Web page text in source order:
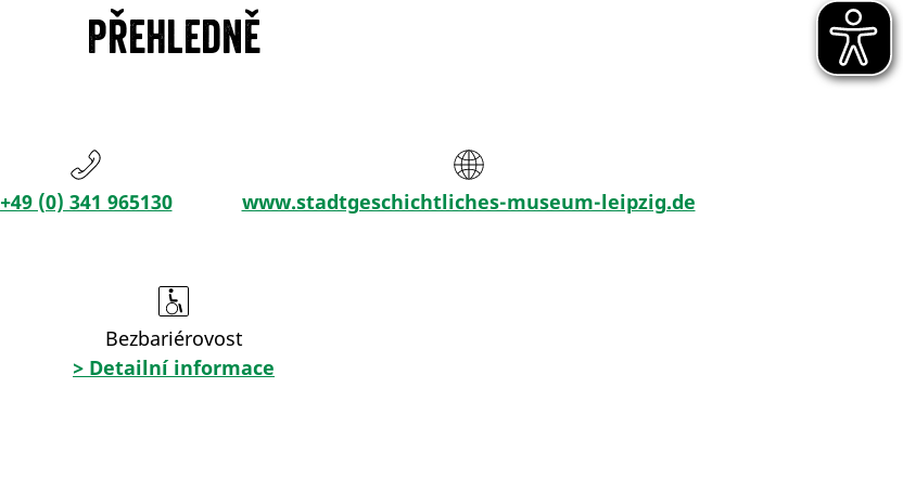
Přehledně
+49 (0) 341 965130 www.stadtgeschichtliches-museum-leipzig.de
Bezbariérovost
> Detailní informace